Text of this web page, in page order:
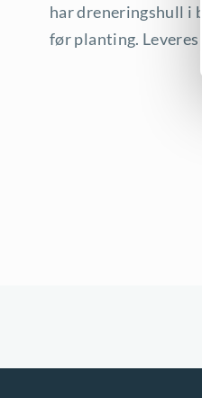
har dreneringshull i
før planting. Leveres